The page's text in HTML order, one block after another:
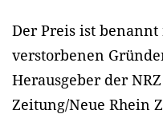
Der Preis ist benannt
verstorbenen
Herausgeber der
Zeitung/Neue Rhein